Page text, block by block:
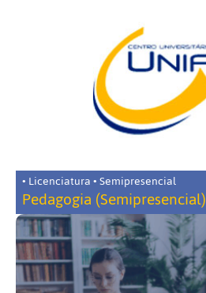
• Licenciatura • Semipresencial
Pedagogia (Semipresencial)